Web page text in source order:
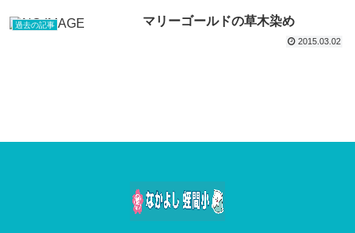
過去の記事 マリーゴールドの草木染め
2015.03.02